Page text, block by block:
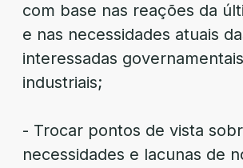
com base nas reações da
e nas necessidades atuais
interessadas
industriais;
- Trocar pontos de vista
necessidades e lacunas de